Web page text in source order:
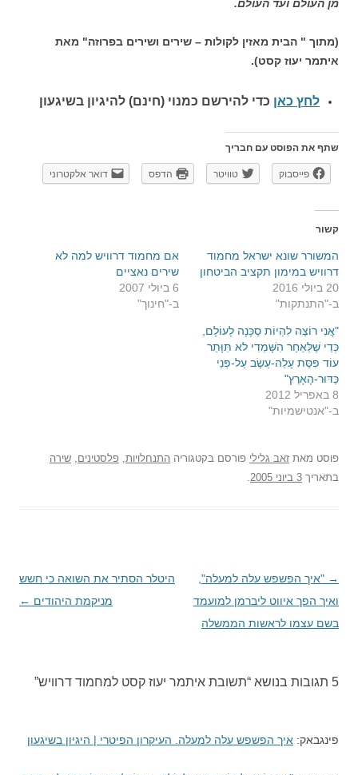
מן העולם ועד העולם.
(מתוך " הבית מאזין לקולות – שירים ושירים בפרוזה" מאת
איתמר יעוז קסט).
לחץ כאן כדי להירשם כמנוי (חינם) להיגיון בשיגעון
שתף את הפוסט עם חבריך
פייסבוק טוויטר הדפס דואר אלקטרוני
קשור
המשורר שונא ישראל מחמוד
דרוויש במימון תקציב הביטחון
20 ביולי 2016
ב-"התנתקות"
אם מחמוד דרוויש למה לא
שירים נאציים
6 ביולי 2007
ב-"חינוך"
"אֲנִי רוֹצֶה לִהְיוֹת סַכָּנָה לָעוֹלָם,
כְּדֵי שֶׁלְּאַחַר הִשָּׁמְדִי לא תִּוָּתֵר
עוֹד פִּסַּת עָלֵה-עֵשֶׂב עַל-פְּנֵי
כַּדּוּר-הָאָרֶץ"
8 באפריל 2012
ב-"אנטישמיות"
פוסט מאת זאב גלילי פורסם בקטגוריה התנחלויות פלסטינים שירה
בתאריך 3 ביוני 2005
ניווט
בפוסטים
→ "איך הפשפש עלה למעלה",
ואיך הפך איווט ליברמן למועמד
בשם עצמו לראשות הממשלה
היטלר הסתיר את השואה כי חשש
מניקמת היהודים ←
5 תגובות בנושא “ תשובת איתמר יעוז קסט למחמוד דרוויש”
פינגבאק: איך הפשפש עלה למעלה. העיקרון הפיטרי | היגיון בשיגעון